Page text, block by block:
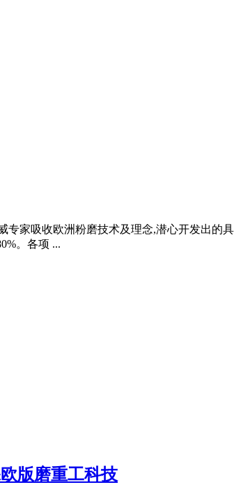
家吸收欧洲粉磨技术及理念,潜心开发出的
。各项 ...
版磨重工科技